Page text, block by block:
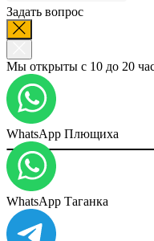
Задать вопрос
Мы открыты с 10 до 20
WhatsApp Плющиха
WhatsApp Таганка